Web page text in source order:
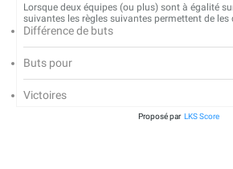
Lorsque deux équipes (ou plus) sont à égalité
suivantes les règles suivantes permettent de les
Différence de buts
Buts pour
Victoires
Proposé par LKS Score